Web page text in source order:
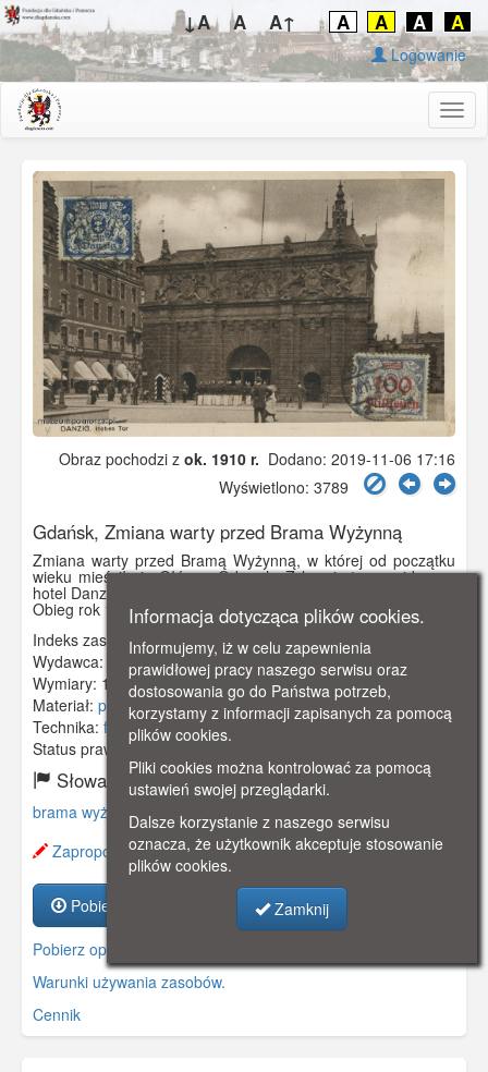
↓A A A↑ A A A A
Logowanie
Obraz pochodzi z ok. 1910 r. Dodano: 2019-11-06 17:16
Wyświetlono: 3789
Gdańsk, Zmiana warty przed Brama Wyżynną
Zmiana warty przed Bramą Wyżynną, w której od początku
wieku mieścił się Główny Odwach. Z lewej strony widoczny
hotel Danziger Hof.
Obieg rok 1925.
Indeks zasobu:GSP01683
Wydawca:
Altman, Berlin - Friedenau.
Wymiary: 140 x 90 mm
Materiał: pocztówka
Technika: fotografia czarno-biała
Status prawny:
Słowa kluczowe:
brama wyżynna , warta danziger hof
Zaproponuj zmianę opisu.
Pobierz zasób
Pobierz opis
Warunki używania zasobów.
Cennik
Informacja dotycząca plików cookies.
Informujemy, iż w celu zapewnienia
prawidłowej pracy naszego serwisu oraz
dostosowania go do Państwa potrzeb,
korzystamy z informacji zapisanych za pomocą
plików cookies.
Pliki cookies można kontrolować za pomocą
ustawień swojej przeglądarki.
Dalsze korzystanie z naszego serwisu
oznacza, że użytkownik akceptuje stosowanie
plików cookies.
Zamknij